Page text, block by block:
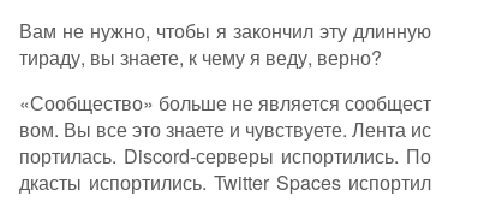
Вам не нужно, чтобы я закончил эту длинную
тираду, вы знаете, к чему я веду, верно?
«Сообщество» больше не является сообщест
вом. Вы все это знаете и чувствуете. Лента ис
портилась. Discord-серверы испортились. По
дкасты испортились. Twitter Spaces испортил